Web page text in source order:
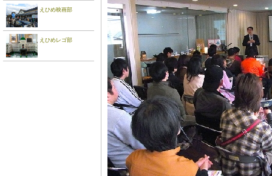
えひめ映画部
えひめレゴ部